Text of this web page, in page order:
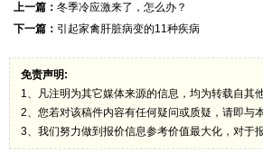
上一篇： 冬季冷应激来了，怎么办？
下一篇： 引起家禽肝脏病变的11种疾病
免责声明:
1、凡注明为其它媒体来源的信息，均为转载自其
2、您若对该稿件内容有任何疑问或质疑，请即与
3、我们努力做到报价信息参考价值最大化，对于